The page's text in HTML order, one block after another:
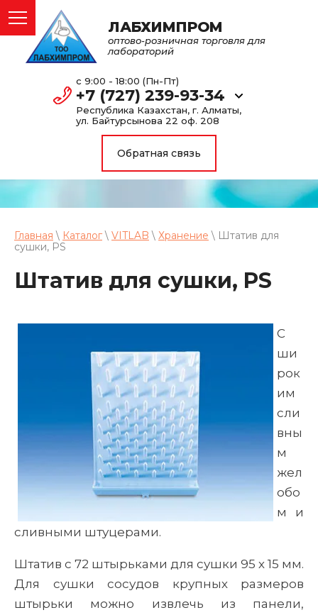
ЛАБХИМПРОМ
оптово-розничная торговля для
лабораторий
с 9:00 - 18:00 (Пн-Пт)
+7 (727) 239-93-34
Республика Казахстан, г. Алматы,
ул. Байтурсынова 22 оф. 208
Обратная связь
Главная \ Каталог\ VITLAB \ Хранение \ Штатив для
сушки, PS
Штатив для сушки, PS
С
ши
рок
им
сли
вны
м
жел
обо
м и
сливными штуцерами.
Штатив с 72 штырьками для сушки 95 х 15 мм.
Для сушки сосудов крупных размеров
штырьки можно извлечь из панели,